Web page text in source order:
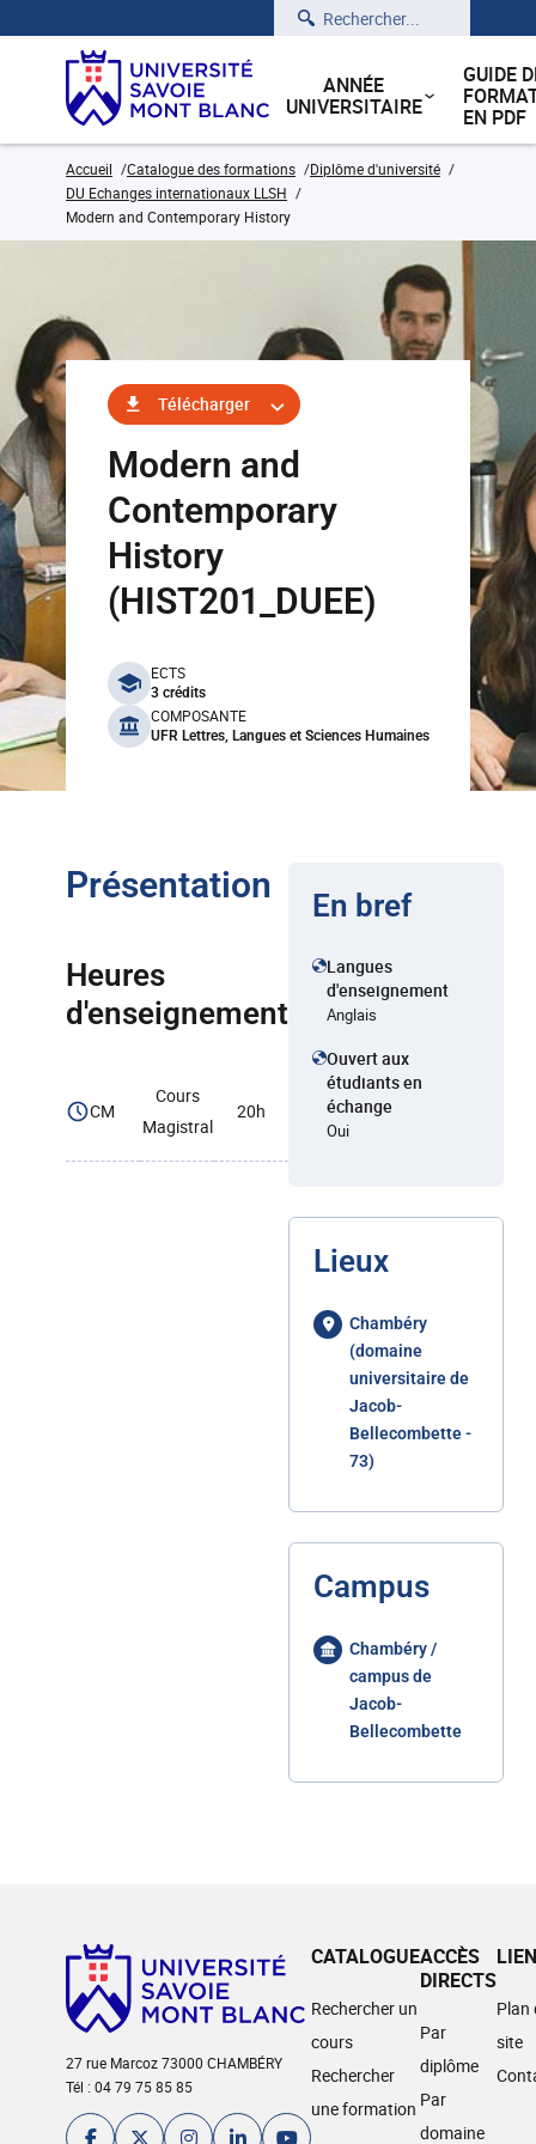
Rechercher
ANNÉE
UNIVERSITAIRE
GUIDE
EN PDF
Accueil Catalogue des formations
Diplôme d'université
DU Echanges internationaux LLSH
Modern and Contemporary History
Télécharger
Modern and
Contemporary
History
(HIST201_DUEE)
benefits
ECTS
3 crédits
COMPOSANTE
UFR Lettres, Langues et Sciences Humaines
Présentation
Heures
d'enseignement
CM
Cours
Magistral
20h
En bref
Langues
d'enseignement
Anglais
Ouvert aux
étudiants en
échange
Oui
Lieux
Chambéry
(domaine
universitaire de
Jacob-
Bellecombette -
73)
Campus
Chambéry /
campus de
Jacob-
Bellecombette
27 rue Marcoz 73000 CHAMBÉRY
Tél : 04 79 75 85 85
CATALOGUE
Rechercher un
cours
Rechercher
une formation
ACCÈS
DIRECTS
Par
diplôme
Par
domaine
Plan
site